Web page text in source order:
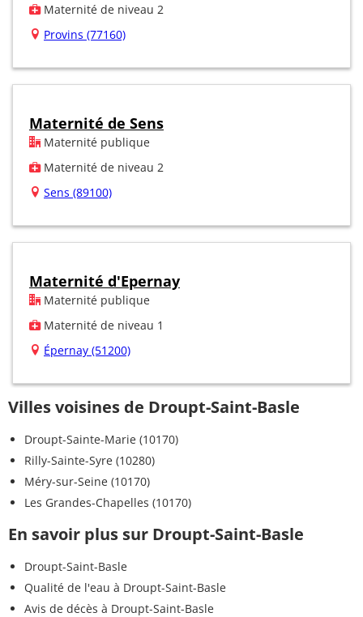
Maternité de niveau 2
Provins (77160)
Maternité de Sens
Maternité publique
Maternité de niveau 2
Sens (89100)
Maternité d'Epernay
Maternité publique
Maternité de niveau 1
Épernay (51200)
Villes voisines de Droupt-Saint-Basle
Droupt-Sainte-Marie (10170)
Rilly-Sainte-Syre (10280)
Méry-sur-Seine (10170)
Les Grandes-Chapelles (10170)
En savoir plus sur Droupt-Saint-Basle
Droupt-Saint-Basle
Qualité de l'eau à Droupt-Saint-Basle
Avis de décès à Droupt-Saint-Basle